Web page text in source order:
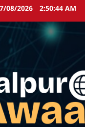
08/2026 2:50:45 AM